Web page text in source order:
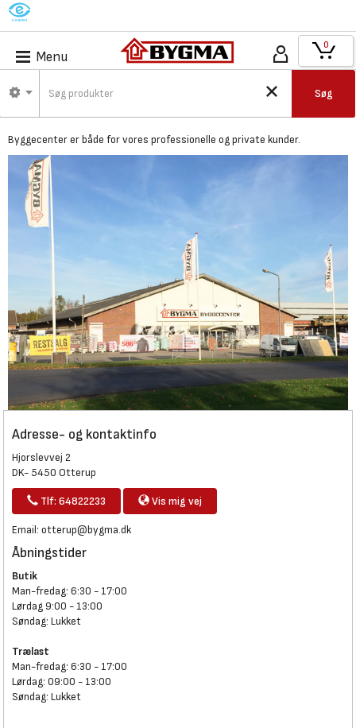
M
Menu
Søg
0
Bygma Otterup -
Byggecenter
Byggecenter er både for vores professionelle og private kunder.
Adresse- og kontaktinfo
Hjorslevvej 2
DK- 5450 Otterup
Tlf: 64822233 Vis mig vej
Email: otterup@bygma.dk
Åbningstider
Butik
Man-fredag: 6:30 - 17:00
Lørdag 9:00 - 13:00
Søndag: Lukket
Trælast
Man-fredag: 6:30 - 17:00
Lørdag: 09:00 - 13:00
Søndag: Lukket